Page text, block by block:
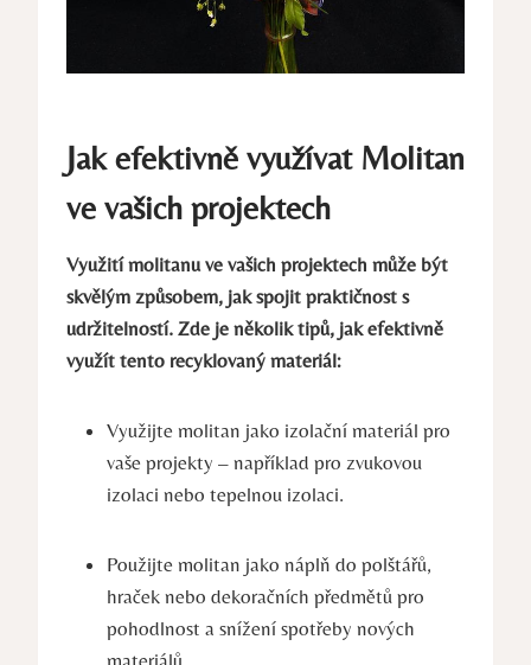
Jak efektivně využívat Molitan
ve vašich projektech
Využití molitanu ve vašich projektech může být
skvělým způsobem, jak spojit praktičnost s
udržitelností. Zde je několik tipů, jak efektivně
využít tento recyklovaný materiál:
Využijte molitan jako izolační materiál pro
vaše projekty – například pro zvukovou
izolaci nebo tepelnou izolaci.
Použijte molitan jako náplň do polštářů,
hraček nebo dekoračních předmětů pro
pohodlnost a snížení spotřeby nových
materiálů.